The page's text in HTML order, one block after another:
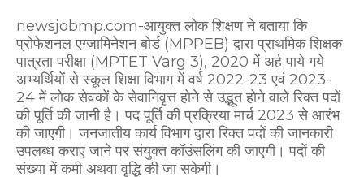
newsjobmp.com-आयुक्त लोक शिक्षण ने बताया कि
प्रोफेशनल एग्जामिनेशन बोर्ड (MPPEB) द्वारा प्राथमिक शिक्षक
पात्रता परीक्षा (MPTET Varg 3), 2020 में अर्ह पाये गये
अभ्यर्थियों से स्कूल शिक्षा विभाग में वर्ष 2022-23 एवं 2023-
24 में लोक सेवकों के सेवानिवृत्त होने से उद्भूत होने वाले रिक्त पदों
की पूर्ति की जानी है। पद पूर्ति की प्रक्रिया मार्च 2023 से आरंभ
की जाएगी। जनजातीय कार्य विभाग द्वारा रिक्त पदों की जानकारी
उपलब्ध कराए जाने पर संयुक्त कॉउंसलिंग की जाएगी। पदों की
संख्या में कमी अथवा वृद्धि की जा सकेगी।